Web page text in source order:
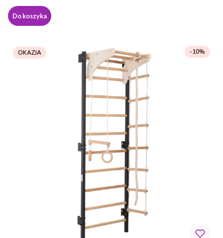
Do koszyka
OKAZJA -10%